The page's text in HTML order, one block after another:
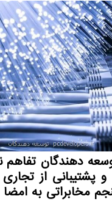
دهندگان تفاهم
پشتیبانی از
مخابراتی به امضا